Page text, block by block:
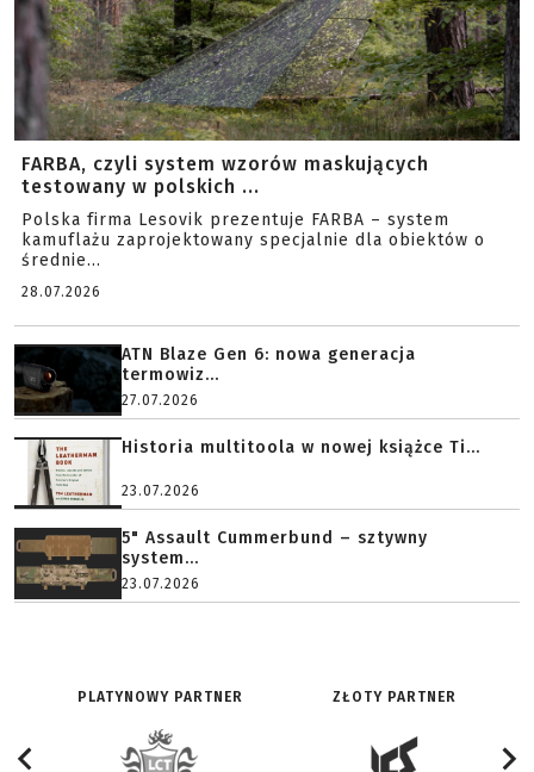
FARBA, czyli system wzorów maskujących
testowany w polskich ...
Polska firma Lesovik prezentuje FARBA – system
kamuflażu zaprojektowany specjalnie dla obiektów o
średnie...
28.07.2026
ATN Blaze Gen 6: nowa generacja
termowiz...
27.07.2026
Historia multitoola w nowej książce Ti...
23.07.2026
5" Assault Cummerbund – sztywny
system...
23.07.2026
PLATYNOWY PARTNER ZŁOTY PARTNER